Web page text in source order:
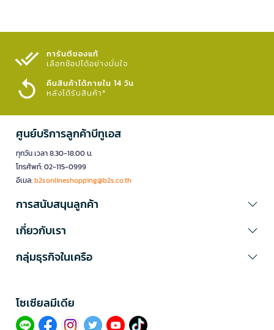
การันตีของแท้
เลือกช้อปได้อย่างมั่นใจ​
คืนสินค้าได้ภายใน 14 วัน
หลังได้รับสินค้า*
ศูนย์บริการลูกค้าบีทูเอส
ทุกวัน เวลา 8.30-18.00 น.
โทรศัพท์: 02-115-0999
อีเมล:b2sonlineshopping@b2s.co.th
การสนับสนุนลูกค้า
เกี่ยวกับเรา
กลุ่มธุรกิจในเครือ
โซเซียลมีเดีย​